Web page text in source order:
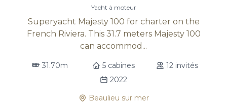
Yacht à moteur
Superyacht Majesty 100 for charter on the
French Riviera. This 31.7 meters Majesty 100
can accommod...
31.70m 5 cabines
12 invités
2022
Beaulieu sur mer